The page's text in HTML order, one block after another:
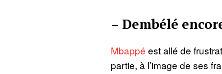
– Dembélé
Mbappé est allé de
partie, à l’image de ses